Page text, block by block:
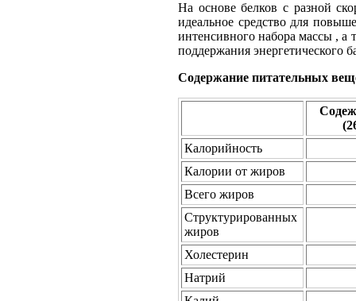
На основе белков с разной
идеальное средство для
интенсивного набора массы , а
поддержания энергетического
Содержание питательных
Калорийность
Калории от жиров
Всего жиров
Структурированных
жиров
Холестерин
Натрий